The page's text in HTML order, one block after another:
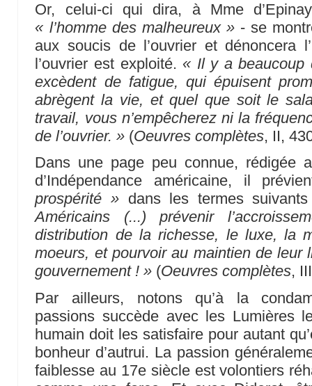
Or, celui-ci qui dira, à Mme
« l’homme des malheureux »- se
aux soucis de l’ouvrier et dénoncera
l’ouvrier est exploité. « Il y a beaucoup
excèdent de fatigue, qui épuisent
abrègent la vie, et quel que soit le
travail, vous n’empêcherez ni la
de l’ouvrier. » (Oeuvres complètes, II,
Dans une page peu connue, rédigée
d’Indépendance américaine, il
prospérité » dans les termes
Américains (...) prévenir
distribution de la richesse, le luxe, la
moeurs, et pourvoir au maintien de leur
gouvernement ! » (Oeuvres complètes,
Par ailleurs, notons qu’à la
passions succède avec les Lumières
humain doit les satisfaire pour autant
bonheur d’autrui. La passion
faiblesse au 17e siècle est volontiers